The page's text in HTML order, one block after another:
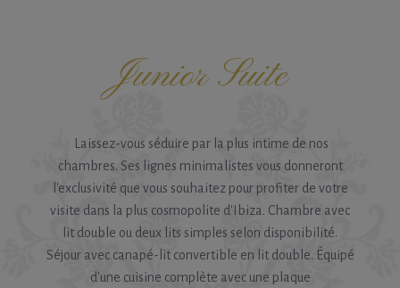
Junior Suite
Laissez-vous séduire par la plus intime de nos
chambres. Ses lignes minimalistes vous donneront
l'exclusivité que vous souhaitez pour profiter de votre
visite dans la plus cosmopolite d'Ibiza. Chambre avec
lit double ou deux lits simples selon disponibilité.
Séjour avec canapé-lit convertible en lit double. Équipé
d'une cuisine complète avec une plaque